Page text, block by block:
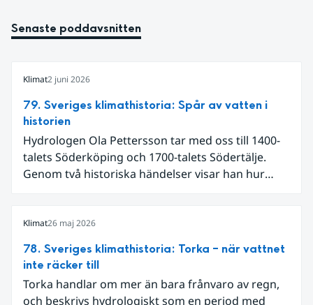
Senaste poddavsnitten
Klimat2 juni 2026
79. Sveriges klimathistoria: Spår av vatten i
historien
Hydrologen Ola Pettersson tar med oss till 1400-
talets Söderköping och 1700-talets Södertälje.
Genom två historiska händelser visar han hur
Klimat26 maj 2026
78. Sveriges klimathistoria: Torka – när vattnet
inte räcker till
Torka handlar om mer än bara frånvaro av regn,
och beskrivs hydrologiskt som en period med